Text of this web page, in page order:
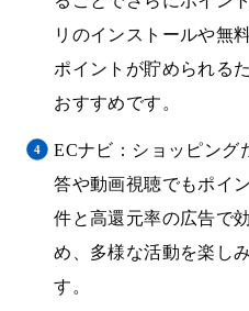
リのインストールや無
ポイントが貯められる
おすすめです。
ECナビ：ショッピング
答や動画視聴でもポイ
件と高還元率の広告で
め、多様な活動を楽し
す。